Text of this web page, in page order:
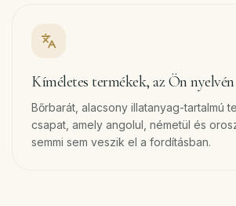
Kíméletes termékek, az Ön nyelvén
Bőrbarát, alacsony illatanyag-tartalmú
csapat, amely angolul, németül és
semmi sem veszik el a fordításban.